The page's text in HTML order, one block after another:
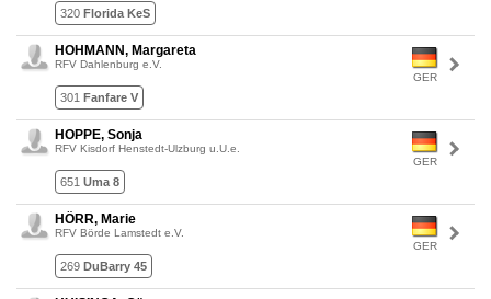
320 Florida KeS
GER
HOHMANN, Margareta
RFV Dahlenburg e.V.
301 Fanfare V
GER
HOPPE, Sonja
RFV Kisdorf Henstedt-Ulzburg u.U.e.
651 Uma 8
GER
HÖRR, Marie
RFV Börde Lamstedt e.V.
269 DuBarry 45